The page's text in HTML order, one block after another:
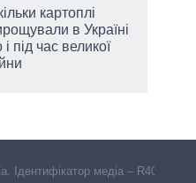
картоплі
в Україні
і під час великої
Ідентифікатор медіа – R40-